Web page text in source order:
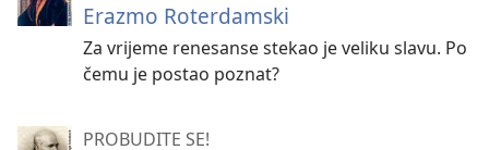
Erazmo Roterdamski
Za vrijeme renesanse stekao je veliku slavu. Po
čemu je postao poznat?
PROBUDITE SE!